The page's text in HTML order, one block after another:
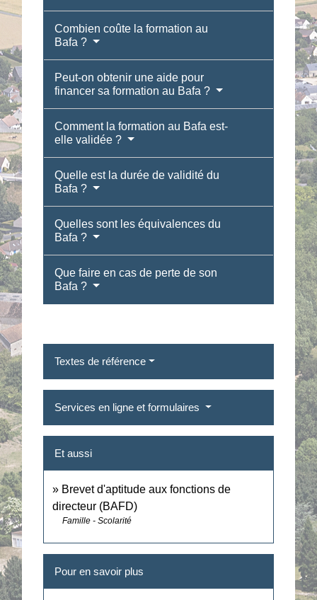
Combien coûte la formation au
Bafa ?
Peut-on obtenir une aide pour
financer sa formation au Bafa ?
Comment la formation au Bafa est-
elle validée ?
Quelle est la durée de validité du
Bafa ?
Quelles sont les équivalences du
Bafa ?
Que faire en cas de perte de son
Bafa ?
Textes de référence
Services en ligne et formulaires
Et aussi
Brevet d'aptitude aux fonctions de
directeur (BAFD)
Famille - Scolarité
Pour en savoir plus